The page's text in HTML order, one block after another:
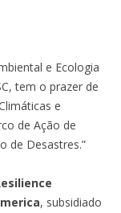
e Ecologia
tem o prazer de
e
de Ação de
de Desastres.”
, subsidiado